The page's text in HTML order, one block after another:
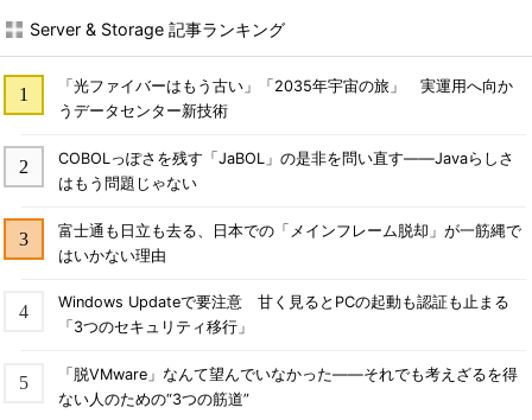
Server & Storage 記事ランキング
「光ファイバーはもう古い」「2035年宇宙の旅」 実運用へ向か
うデータセンター新技術
COBOLっぽさを残す「JaBOL」の是非を問い直す――Javaらしさ
はもう問題じゃない
富士通も日立も去る、日本での「メインフレーム脱却」が一筋縄で
はいかない理由
Windows Updateで要注意 甘く見るとPCの起動も認証も止まる
「3つのセキュリティ移行」
「脱VMware」なんて望んでいなかった――それでも考えざるを得
ない人のための“3つの筋道”